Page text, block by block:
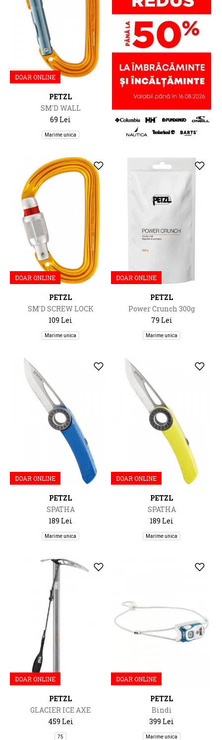
DOAR ONLINE
PETZL
SM'D WALL
69 Lei
Marime unica
DOAR ONLINE
PETZL
SM'D SCREW LOCK
109 Lei
Marime unica
DOAR ONLINE
PETZL
Power Crunch 300g
79 Lei
Marime unica
DOAR ONLINE
PETZL
SPATHA
189 Lei
Marime unica
DOAR ONLINE
PETZL
SPATHA
189 Lei
Marime unica
DOAR ONLINE
PETZL
GLACIER ICE AXE
459 Lei
75
DOAR ONLINE
PETZL
Bindi
399 Lei
Marime unica